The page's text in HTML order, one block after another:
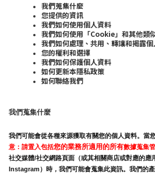
我們蒐集什麼
您提供的資訊
我們如何使用個人資料
我們如何使用「Cookie」和其他類
我們如何處理、共用、轉讓和揭露
您的權利和選擇
我們如何保護個人資料
如何更新本隱私政策
如何聯絡我們
我們蒐集什麼
我們可能會從各種來源獲取有關您的個人資料。當
意：請置入包括您的業務所適用的所有數據蒐集
社交媒體/社交網路頁面（或其相關商店或對應的應
Instagram）時，我們可能會蒐集此資訊。我們的